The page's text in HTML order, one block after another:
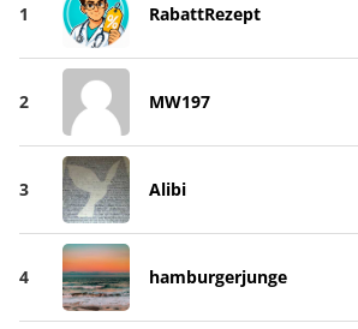
1 RabattRezept
2 MW197
3 Alibi
4 hamburgerjunge